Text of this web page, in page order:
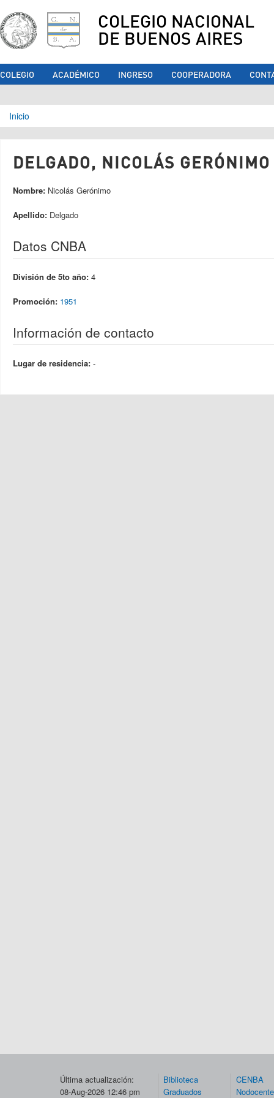
COLEGIO NACIONAL
DE BUENOS AIRES
COLEGIO ACADÉMICO INGRESO COOPERADORA
Se encuentra usted aquí
Inicio
DELGADO, NICOLÁS
Nombre: Nicolás Gerónimo
Apellido: Delgado
Datos CNBA
División de 5to año: 4
Promoción: 1951
Información de contacto
Lugar de residencia: -
Última actualización:
08-Aug-2026 12:46 pm
Biblioteca
Graduados
CENBA